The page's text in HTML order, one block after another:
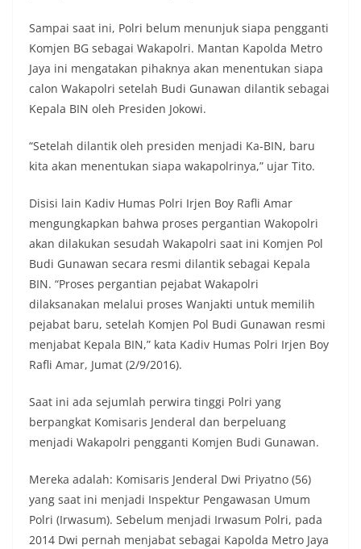
Sampai saat ini, Polri belum menunjuk siapa pengganti
Komjen BG sebagai Wakapolri. Mantan Kapolda Metro
Jaya ini mengatakan pihaknya akan menentukan siapa
calon Wakapolri setelah Budi Gunawan dilantik sebagai
Kepala BIN oleh Presiden Jokowi.
“Setelah dilantik oleh presiden menjadi Ka-BIN, baru
kita akan menentukan siapa wakapolrinya,” ujar Tito.
Disisi lain Kadiv Humas Polri Irjen Boy Rafli Amar
mengungkapkan bahwa proses pergantian Wakopolri
akan dilakukan sesudah Wakapolri saat ini Komjen Pol
Budi Gunawan secara resmi dilantik sebagai Kepala
BIN. “Proses pergantian pejabat Wakapolri
dilaksanakan melalui proses Wanjakti untuk memilih
pejabat baru, setelah Komjen Pol Budi Gunawan resmi
menjabat Kepala BIN,” kata Kadiv Humas Polri Irjen Boy
Rafli Amar, Jumat (2/9/2016).
Saat ini ada sejumlah perwira tinggi Polri yang
berpangkat Komisaris Jenderal dan berpeluang
menjadi Wakapolri pengganti Komjen Budi Gunawan.
Mereka adalah: Komisaris Jenderal Dwi Priyatno (56)
yang saat ini menjadi Inspektur Pengawasan Umum
Polri (Irwasum). Sebelum menjadi Irwasum Polri, pada
2014 Dwi pernah menjabat sebagai Kapolda Metro Jaya